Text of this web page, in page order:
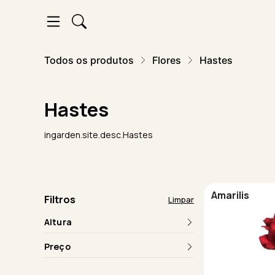
Todos os produtos Flores Hastes
Hastes
ingarden.site.desc.Hastes
Filtros Limpar
Altura
Preço
Amarilis